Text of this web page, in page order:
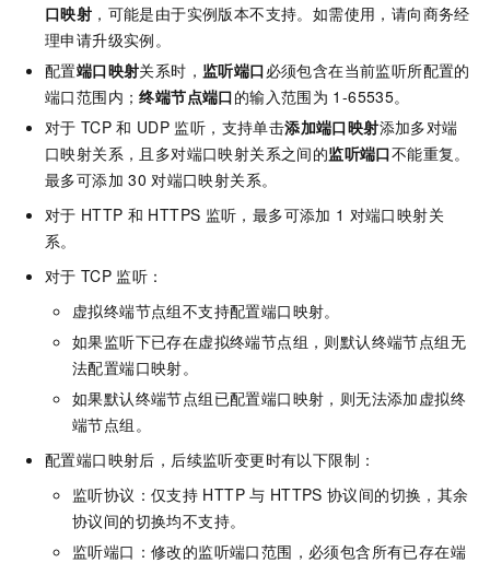
口映射 ，可能是由于实例版本不支持。如需使用，请向商务经
理申请升级实例。
配置端口映射关系时， 监听端口必须包含在当前监听所配置的
端口范围内；终端节点端口的输入范围为 1-65535。
对于 TCP 和 UDP 监听，支持单击添加端口映射添加多对端
口映射关系，且多对端口映射关系之间的监听端口不能重复。
最多可添加 30 对端口映射关系。
对于 HTTP 和 HTTPS 监听，最多可添加 1 对端口映射关
系。
对于 TCP 监听：
虚拟终端节点组不支持配置端口映射。
如果监听下已存在虚拟终端节点组，则默认终端节点组无
法配置端口映射。
如果默认终端节点组已配置端口映射，则无法添加虚拟终
端节点组。
配置端口映射后，后续监听变更时有以下限制：
监听协议：仅支持 HTTP 与 HTTPS 协议间的切换，其余
协议间的切换均不支持。
监听端口：修改的监听端口范围，必须包含所有已存在端